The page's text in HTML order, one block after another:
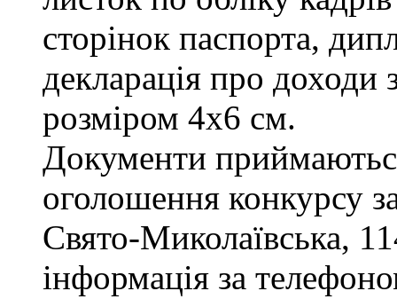
сторінок паспорта,
декларація про доходи
розміром 4х6 см.
Документи
оголошення конкурсу
Свято-Миколаївська,
інформація за